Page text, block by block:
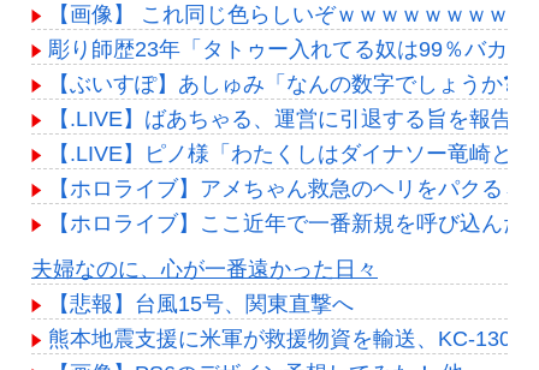
【画像】 これ同じ色らしいぞｗｗｗｗｗｗｗｗｗ
彫り師歴23年「タトゥー入れてる奴は99％バカ
【ぶいすぽ】あしゅみ「なんの数字でしょうか❓」
【.LIVE】ばあちゃる、運営に引退する旨を報告
【.LIVE】ピノ様「わたくしはダイナソー竜崎と
【ホロライブ】アメちゃん救急のヘリをパクる→
【ホロライブ】ここ近年で一番新規を呼び込んだ
Powered by livedoor 相互RSS
夫婦なのに、心が一番遠かった日々
【悲報】台風15号、関東直撃へ
熊本地震支援に米軍が救援物資を輸送、KC-130